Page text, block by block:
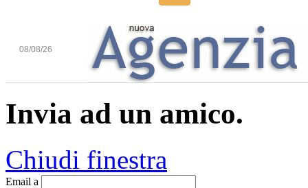
08/08/26
Invia ad un amico.
Chiudi finestra
Email a